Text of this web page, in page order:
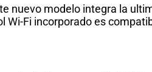
nuevo modelo integra la
Fi incorporado es